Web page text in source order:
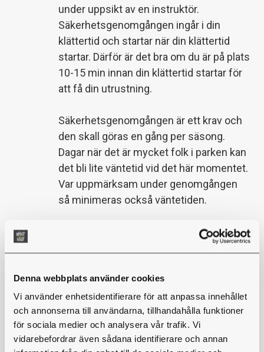
Denna webbplats använder cookies
Vi använder enhetsidentifierare för att anpassa innehållet
och annonserna till användarna, tillhandahålla funktioner
för sociala medier och analysera vår trafik. Vi
vidarebefordrar även sådana identifierare och annan
under uppsikt av en instruktör.
Säkerhetsgenomgången ingår i din
klättertid och startar när din klättertid
startar. Därför är det bra om du är på plats
10-15 min innan din klättertid startar för
att få din utrustning.
Säkerhetsgenomgången är ett krav och
den skall göras en gång per säsong.
Dagar när det är mycket folk i parken kan
det bli lite väntetid vid det här momentet.
Var uppmärksam under genomgången
så minimeras också väntetiden.
Väder & Kläder
Parken håller öppet oavsett väder. Men
vid åska och kraftig vind kan delar av
parken stängas och klättringen avbryts
då under tiden åskan/vinden drar förbi.